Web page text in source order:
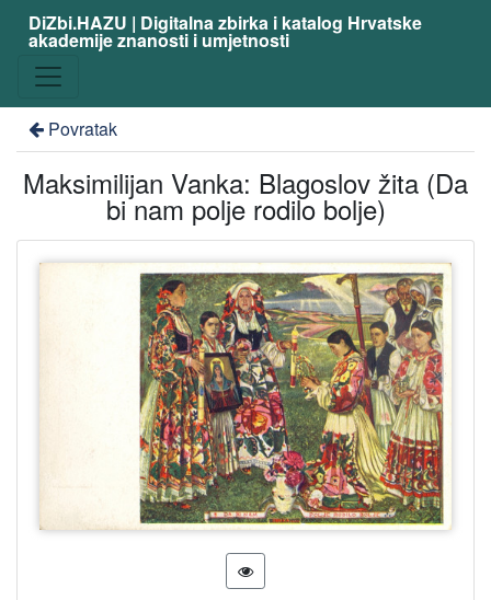
DiZbi.HAZU | Digitalna zbirka i katalog Hrvatske
akademije znanosti i umjetnosti
Povratak
Maksimilijan Vanka: Blagoslov žita (Da
bi nam polje rodilo bolje)